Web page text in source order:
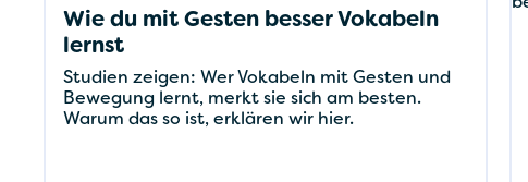
Wie du mit Gesten besser Vokabeln
lernst
Studien zeigen: Wer Vokabeln mit Gesten und
Bewegung lernt, merkt sie sich am besten.
Warum das so ist, erklären wir hier.